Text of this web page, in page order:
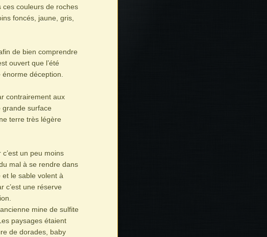
couleurs de roches
foncés, jaune, gris,
de bien comprendre
ouvert que l’été
déception.
contrairement aux
grande surface
terre très légère
un peu moins
mal à se rendre dans
le sable volent à
c’est une réserve
mine de sulfite
paysages étaient
de dorades, baby